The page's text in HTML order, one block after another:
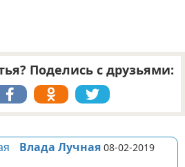
Поделись с друзьями:
Влада Лучная 08-02-2019